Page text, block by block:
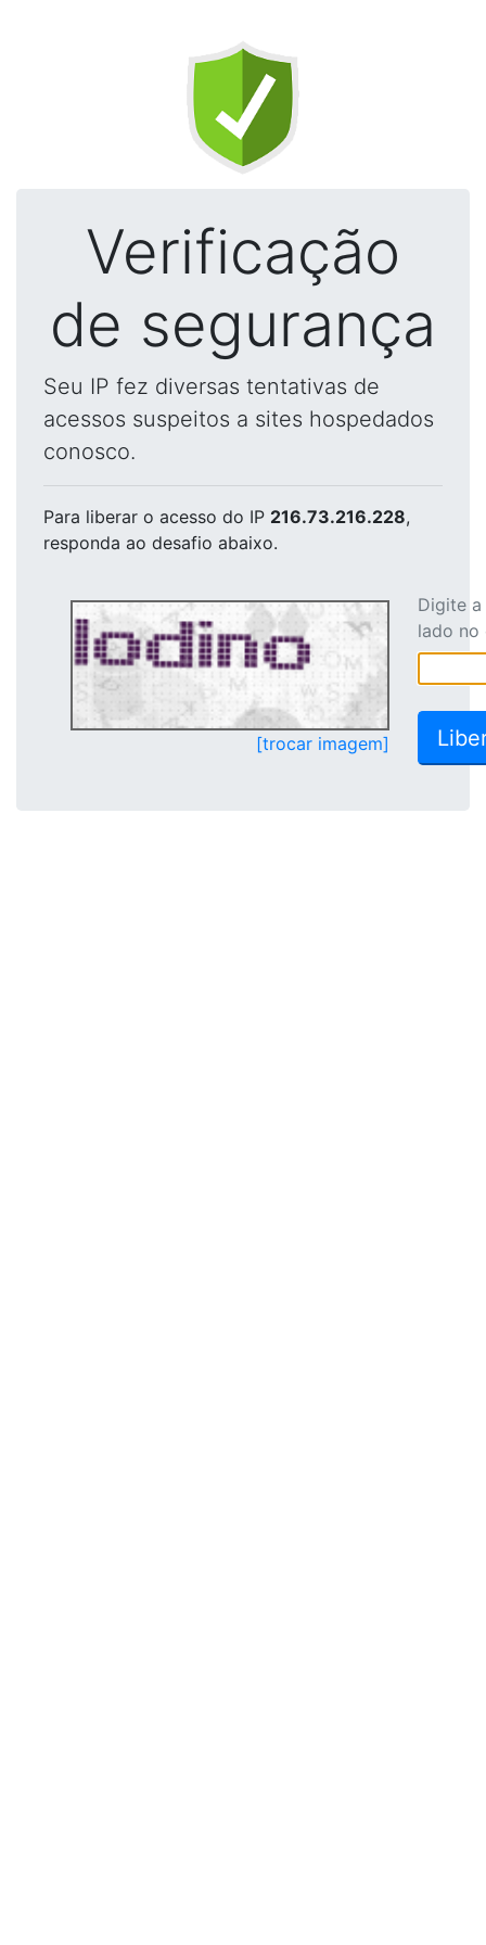
Verificação
de segurança
Seu IP fez diversas tentativas de
acessos suspeitos a sites hospedados
conosco.
Para liberar o acesso do IP 216.73.216.228,
responda ao desafio abaixo.
[trocar imagem]
Digite
lado no